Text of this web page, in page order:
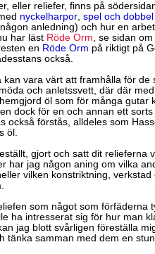
eller reliefer, finns på
nyckelharpor, spel och dobbel
anledning) och hur en
har läst Röde Orm, se sidan om
en Röde Orm på riktigt på
också.
kan vara värt att framhålla för de
och anletssvett, där där
öl som för många gutar
dock för en och annan ett
också förstås, alldeles som
öl.
gjort och satt dit relieferna
har jag någon aning om vilka
vilken konstriktning,
som något som förfäderna
ha intresserat sig för hur man
jag blott svårligen föreställa
tänka samman med dem en